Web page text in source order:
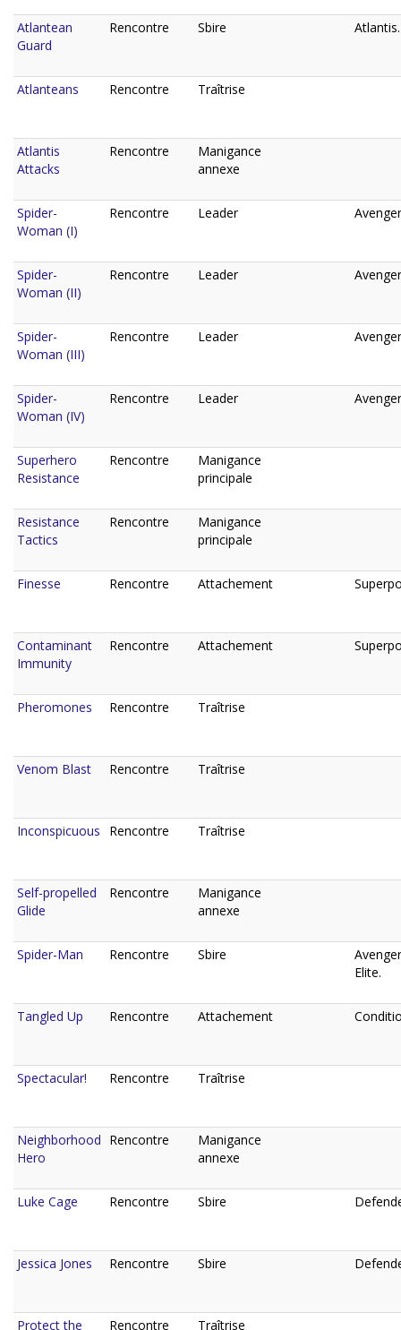
Atlantean
Guard
Rencontre Sbire Atlantis.
Atlanteans Rencontre Traîtrise
Atlantis
Attacks
Rencontre
Manigance
annexe
Spider-
Woman (I)
Rencontre Leader
Spider-
Woman (II)
Rencontre Leader
Spider-
Woman (III)
Rencontre Leader
Spider-
Woman (IV)
Rencontre Leader
Superhero
Resistance
Rencontre
Manigance
principale
Resistance
Tactics
Rencontre
Manigance
principale
Finesse Rencontre Attachement
Contaminant
Immunity
Rencontre Attachement
Pheromones Rencontre Traîtrise
Venom Blast Rencontre Traîtrise
Inconspicuous Rencontre Traîtrise
Self-propelled
Glide
Rencontre
Manigance
annexe
Spider-Man Rencontre Sbire
Elite.
Tangled Up Rencontre Attachement
Spectacular! Rencontre Traîtrise
Neighborhood
Hero
Rencontre
Manigance
annexe
Luke Cage Rencontre Sbire
Jessica Jones Rencontre Sbire
Protect the
Rencontre Traîtrise